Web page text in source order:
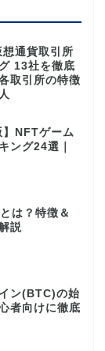
想通貨取引所
13社を徹底
取引所の特徴
】NFTゲーム
ング24選｜
は？特徴＆
説
ン(BTC)の始
者向けに徹底